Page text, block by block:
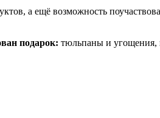
а ещё возможность
подарок: тюльпаны и угощения,